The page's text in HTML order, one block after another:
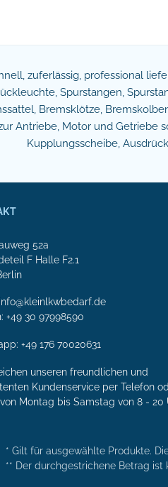
zuferlässig, professional
Spurstangen,
Bremsklötze,
Antriebe, Motor und Getriebe
Kupplungsscheibe,
52a
F Halle F2.1
+49 30 97998590
+49 176 70020631
unseren freundlichen und
Kunden­service per Tele­fon
Mon­tag bis Samstag von 8 - 20
* Gilt für ausgewählte Produkte.
** Der durchgestrichene Betrag